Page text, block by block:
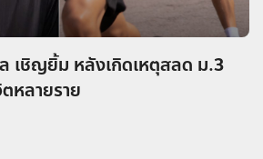
เชิญยิ้ม หลังเกิดเหตุสลด ม.3
หลายราย